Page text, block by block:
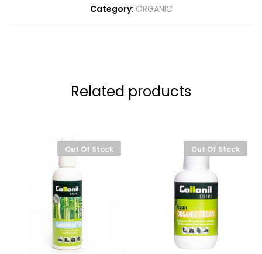
Category: ORGANIC
Related products
Out Of Stock Out Of Stock